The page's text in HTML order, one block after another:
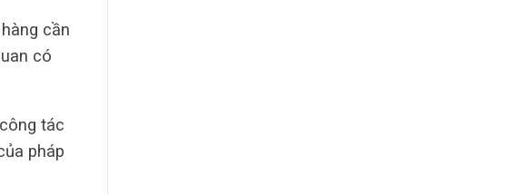
cần
có
tác
pháp